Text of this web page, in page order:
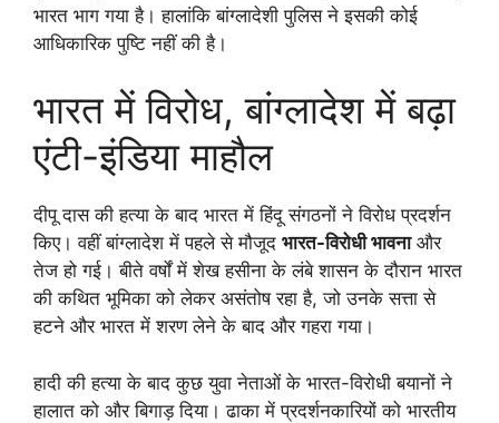
भारत भाग गया है। हालांकि बांग्लादेशी पुलिस ने इसकी कोई
आधिकारिक पुष्टि नहीं की है।
भारत में विरोध, बांग्लादेश में बढ़ा
एंटी-इंडिया माहौल
दीपू दास की हत्या के बाद भारत में हिंदू संगठनों ने विरोध प्रदर्शन
किए। वहीं बांग्लादेश में पहले से मौजूद भारत-विरोधी भावनाऔर
तेज हो गई। बीते वर्षों में शेख हसीना के लंबे शासन के दौरान भारत
की कथित भूमिका को लेकर असंतोष रहा है, जो उनके सत्ता से
हटने और भारत में शरण लेने के बाद और गहरा गया।
हादी की हत्या के बाद कुछ युवा नेताओं के भारत-विरोधी बयानों ने
हालात को और बिगाड़ दिया। ढाका में प्रदर्शनकारियों को भारतीय